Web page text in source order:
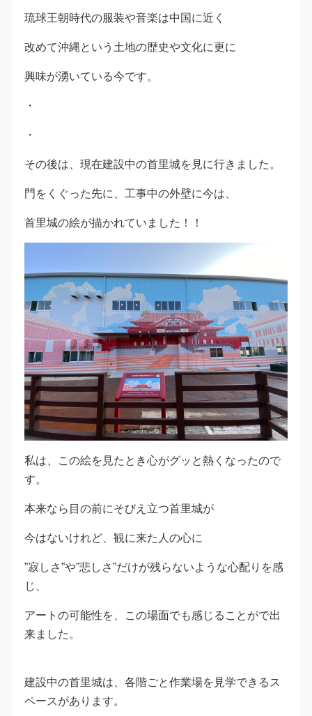
琉球王朝時代の服装や音楽は中国に近く
改めて沖縄という土地の歴史や文化に更に
興味が湧いている今です。
・
・
その後は、現在建設中の首里城を見に行きました。
門をくぐった先に、工事中の外壁に今は、
首里城の絵が描かれていました！！
私は、この絵を見たとき心がグッと熱くなったので
す。
本来なら目の前にそびえ立つ首里城が
今はないけれど、観に来た人の心に
”寂しさ”や”悲しさ”だけが残らないような心配りを感
じ、
アートの可能性を、この場面でも感じることがで出
来ました。
建設中の首里城は、各階ごと作業場を見学できるス
ペースがあります。